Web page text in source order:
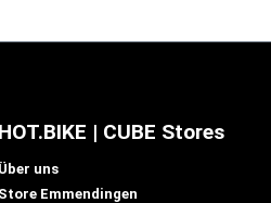
HOT.BIKE | CUBE Stores
Über uns
Store Emmendingen